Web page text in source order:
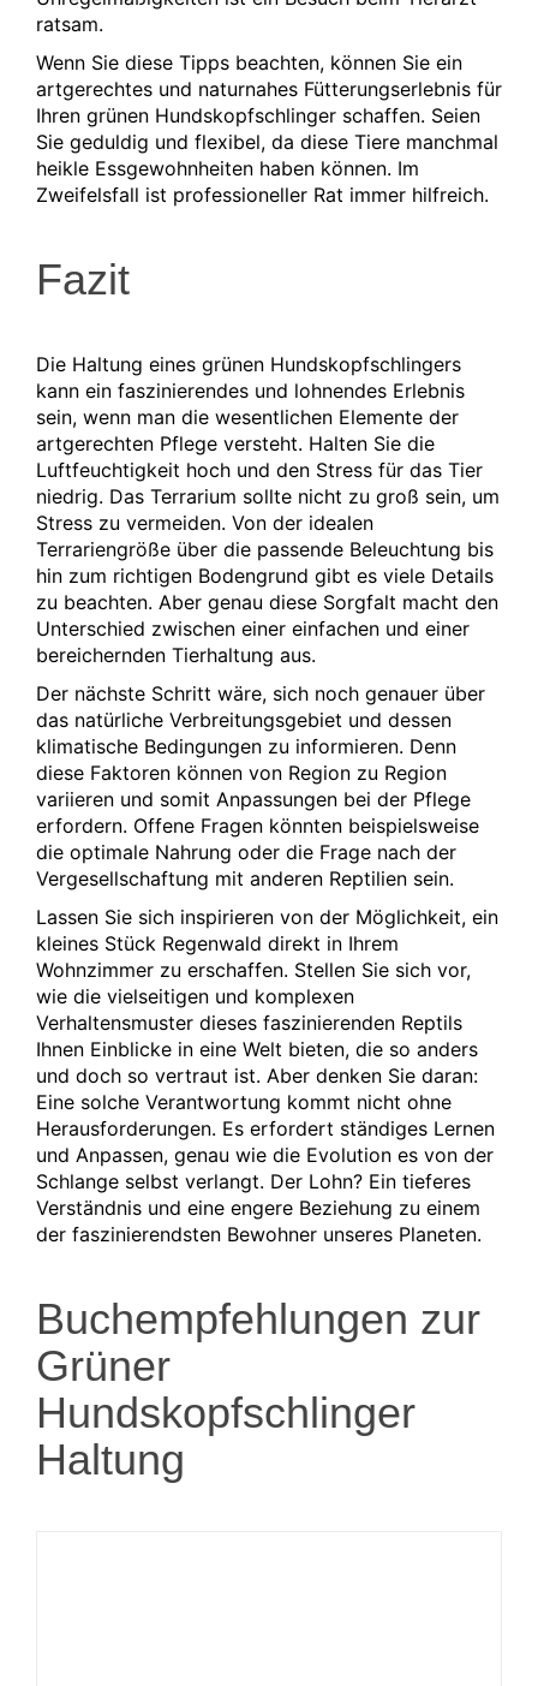
ratsam.
Wenn Sie diese Tipps beachten, können Sie ein
artgerechtes und naturnahes Fütterungserlebnis für
Ihren grünen Hundskopfschlinger schaffen. Seien
Sie geduldig und flexibel, da diese Tiere manchmal
heikle Essgewohnheiten haben können. Im
Zweifelsfall ist professioneller Rat immer hilfreich.
Fazit
Die Haltung eines grünen Hundskopfschlingers
kann ein faszinierendes und lohnendes Erlebnis
sein, wenn man die wesentlichen Elemente der
artgerechten Pflege versteht. Halten Sie die
Luftfeuchtigkeit hoch und den Stress für das Tier
niedrig. Das Terrarium sollte nicht zu groß sein, um
Stress zu vermeiden. Von der idealen
Terrariengröße über die passende Beleuchtung bis
hin zum richtigen Bodengrund gibt es viele Details
zu beachten. Aber genau diese Sorgfalt macht den
Unterschied zwischen einer einfachen und einer
bereichernden Tierhaltung aus.
Der nächste Schritt wäre, sich noch genauer über
das natürliche Verbreitungsgebiet und dessen
klimatische Bedingungen zu informieren. Denn
diese Faktoren können von Region zu Region
variieren und somit Anpassungen bei der Pflege
erfordern. Offene Fragen könnten beispielsweise
die optimale Nahrung oder die Frage nach der
Vergesellschaftung mit anderen Reptilien sein.
Lassen Sie sich inspirieren von der Möglichkeit, ein
kleines Stück Regenwald direkt in Ihrem
Wohnzimmer zu erschaffen. Stellen Sie sich vor,
wie die vielseitigen und komplexen
Verhaltensmuster dieses faszinierenden Reptils
Ihnen Einblicke in eine Welt bieten, die so anders
und doch so vertraut ist. Aber denken Sie daran:
Eine solche Verantwortung kommt nicht ohne
Herausforderungen. Es erfordert ständiges Lernen
und Anpassen, genau wie die Evolution es von der
Schlange selbst verlangt. Der Lohn? Ein tieferes
Verständnis und eine engere Beziehung zu einem
der faszinierendsten Bewohner unseres Planeten.
Buchempfehlungen zur
Grüner
Hundskopfschlinger
Haltung